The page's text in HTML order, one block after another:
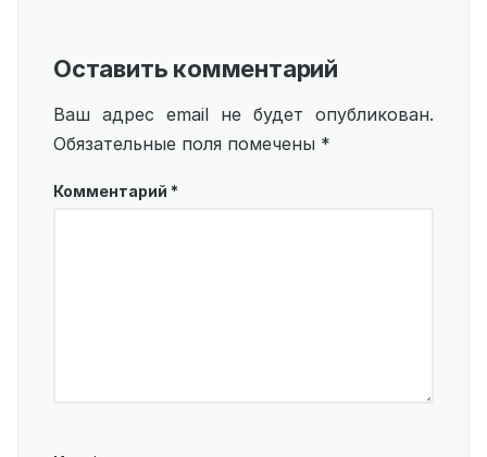
Оставить комментарий
Ваш адрес email не будет опубликован.
Обязательные поля помечены *
Комментарий *